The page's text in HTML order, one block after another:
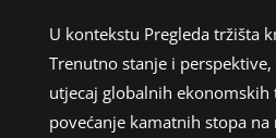
U kontekstu Pregleda tržišta
Trenutno stanje i
utjecaj globalnih
povećanje kamatnih stopa